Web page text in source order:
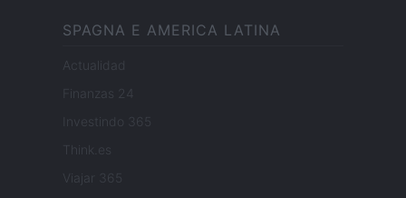
SPAGNA E AMERICA LATINA
Actualidad
Finanzas 24
Investindo 365
Think.es
Viajar 365